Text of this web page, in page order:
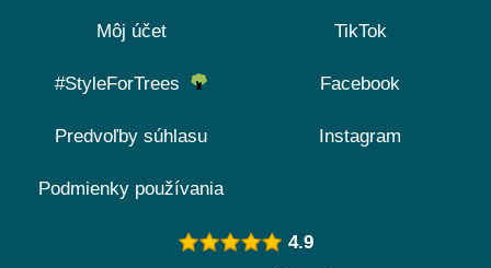
Môj účet
#StyleForTrees
Predvoľby súhlasu
Podmienky používania
TikTok
Facebook
Instagram
4.9